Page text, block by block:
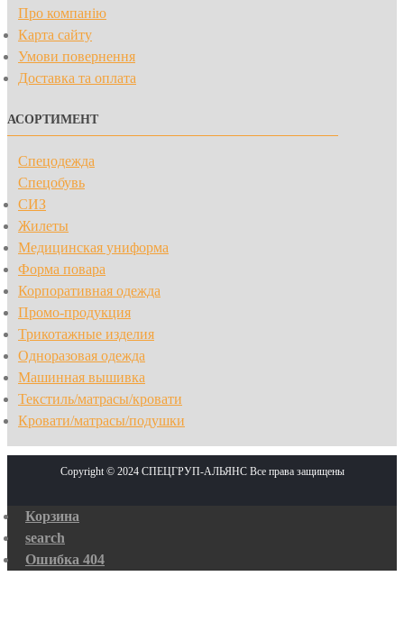
Про компанію
Карта сайту
Умови повернення
Доставка та оплата
АСОРТИМЕНТ
Спецодежда
Спецобувь
СИЗ
Жилеты
Медицинская униформа
Форма повара
Корпоративная одежда
Промо-продукция
Трикотажные изделия
Одноразовая одежда
Машинная вышивка
Текстиль/матрасы/кровати
Кровати/матрасы/подушки
Copyright © 2024 СПЕЦГРУП-АЛЬЯНС Все права защищены
Корзина
search
Ошибка 404